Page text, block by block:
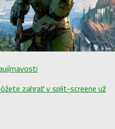
zahrať v split-screene už